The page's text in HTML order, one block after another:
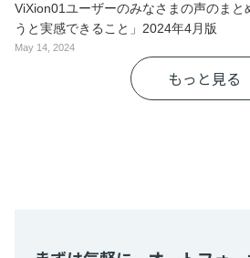
ViXion01ユーザーのみなさまの声のまと
うと実感できること」2024年4月版
May 14, 2024
もっと見る